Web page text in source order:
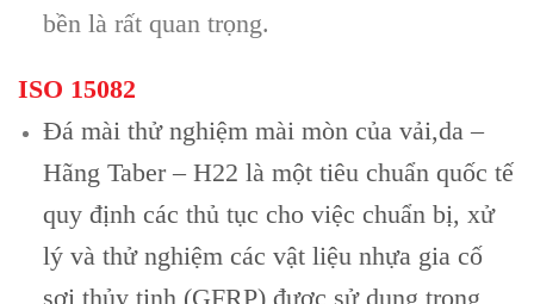
bền là rất quan trọng.
ISO 15082
Đá mài thử nghiệm mài mòn của vải,da –
Hãng Taber – H22 là một tiêu chuẩn quốc tế
quy định các thủ tục cho việc chuẩn bị, xử
lý và thử nghiệm các vật liệu nhựa gia cố
sợi thủy tinh (GFRP) được sử dụng trong